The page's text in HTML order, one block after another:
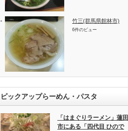
竹三(群馬県館林市)
6件のビュー
ピックアップらーめん・パスタ
「はまぐりラーメン」蓮田
市にある「四代目 ひので